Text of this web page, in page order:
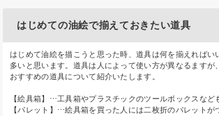
はじめての油絵で揃えておきたい道具
はじめて油絵を描こうと思った時、道具は何を揃えればい
多いと思います。道具は人によって使い方が異なるますが
おすすめの道具について紹介いたします。
【絵具箱】⋯工具箱やプラスチックのツールボックスなど
【パレット】⋯絵具箱を買った人には二枚折のパレットが